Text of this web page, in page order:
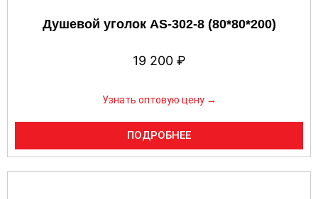
Душевой уголок AS-302-8 (80*80*200)
19 200 ₽
Узнать оптовую цену →
ПОДРОБНЕЕ